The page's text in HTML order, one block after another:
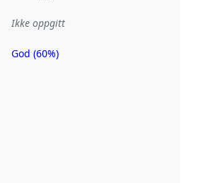
Ikke oppgitt
Metadatakvalitet
God (60%)